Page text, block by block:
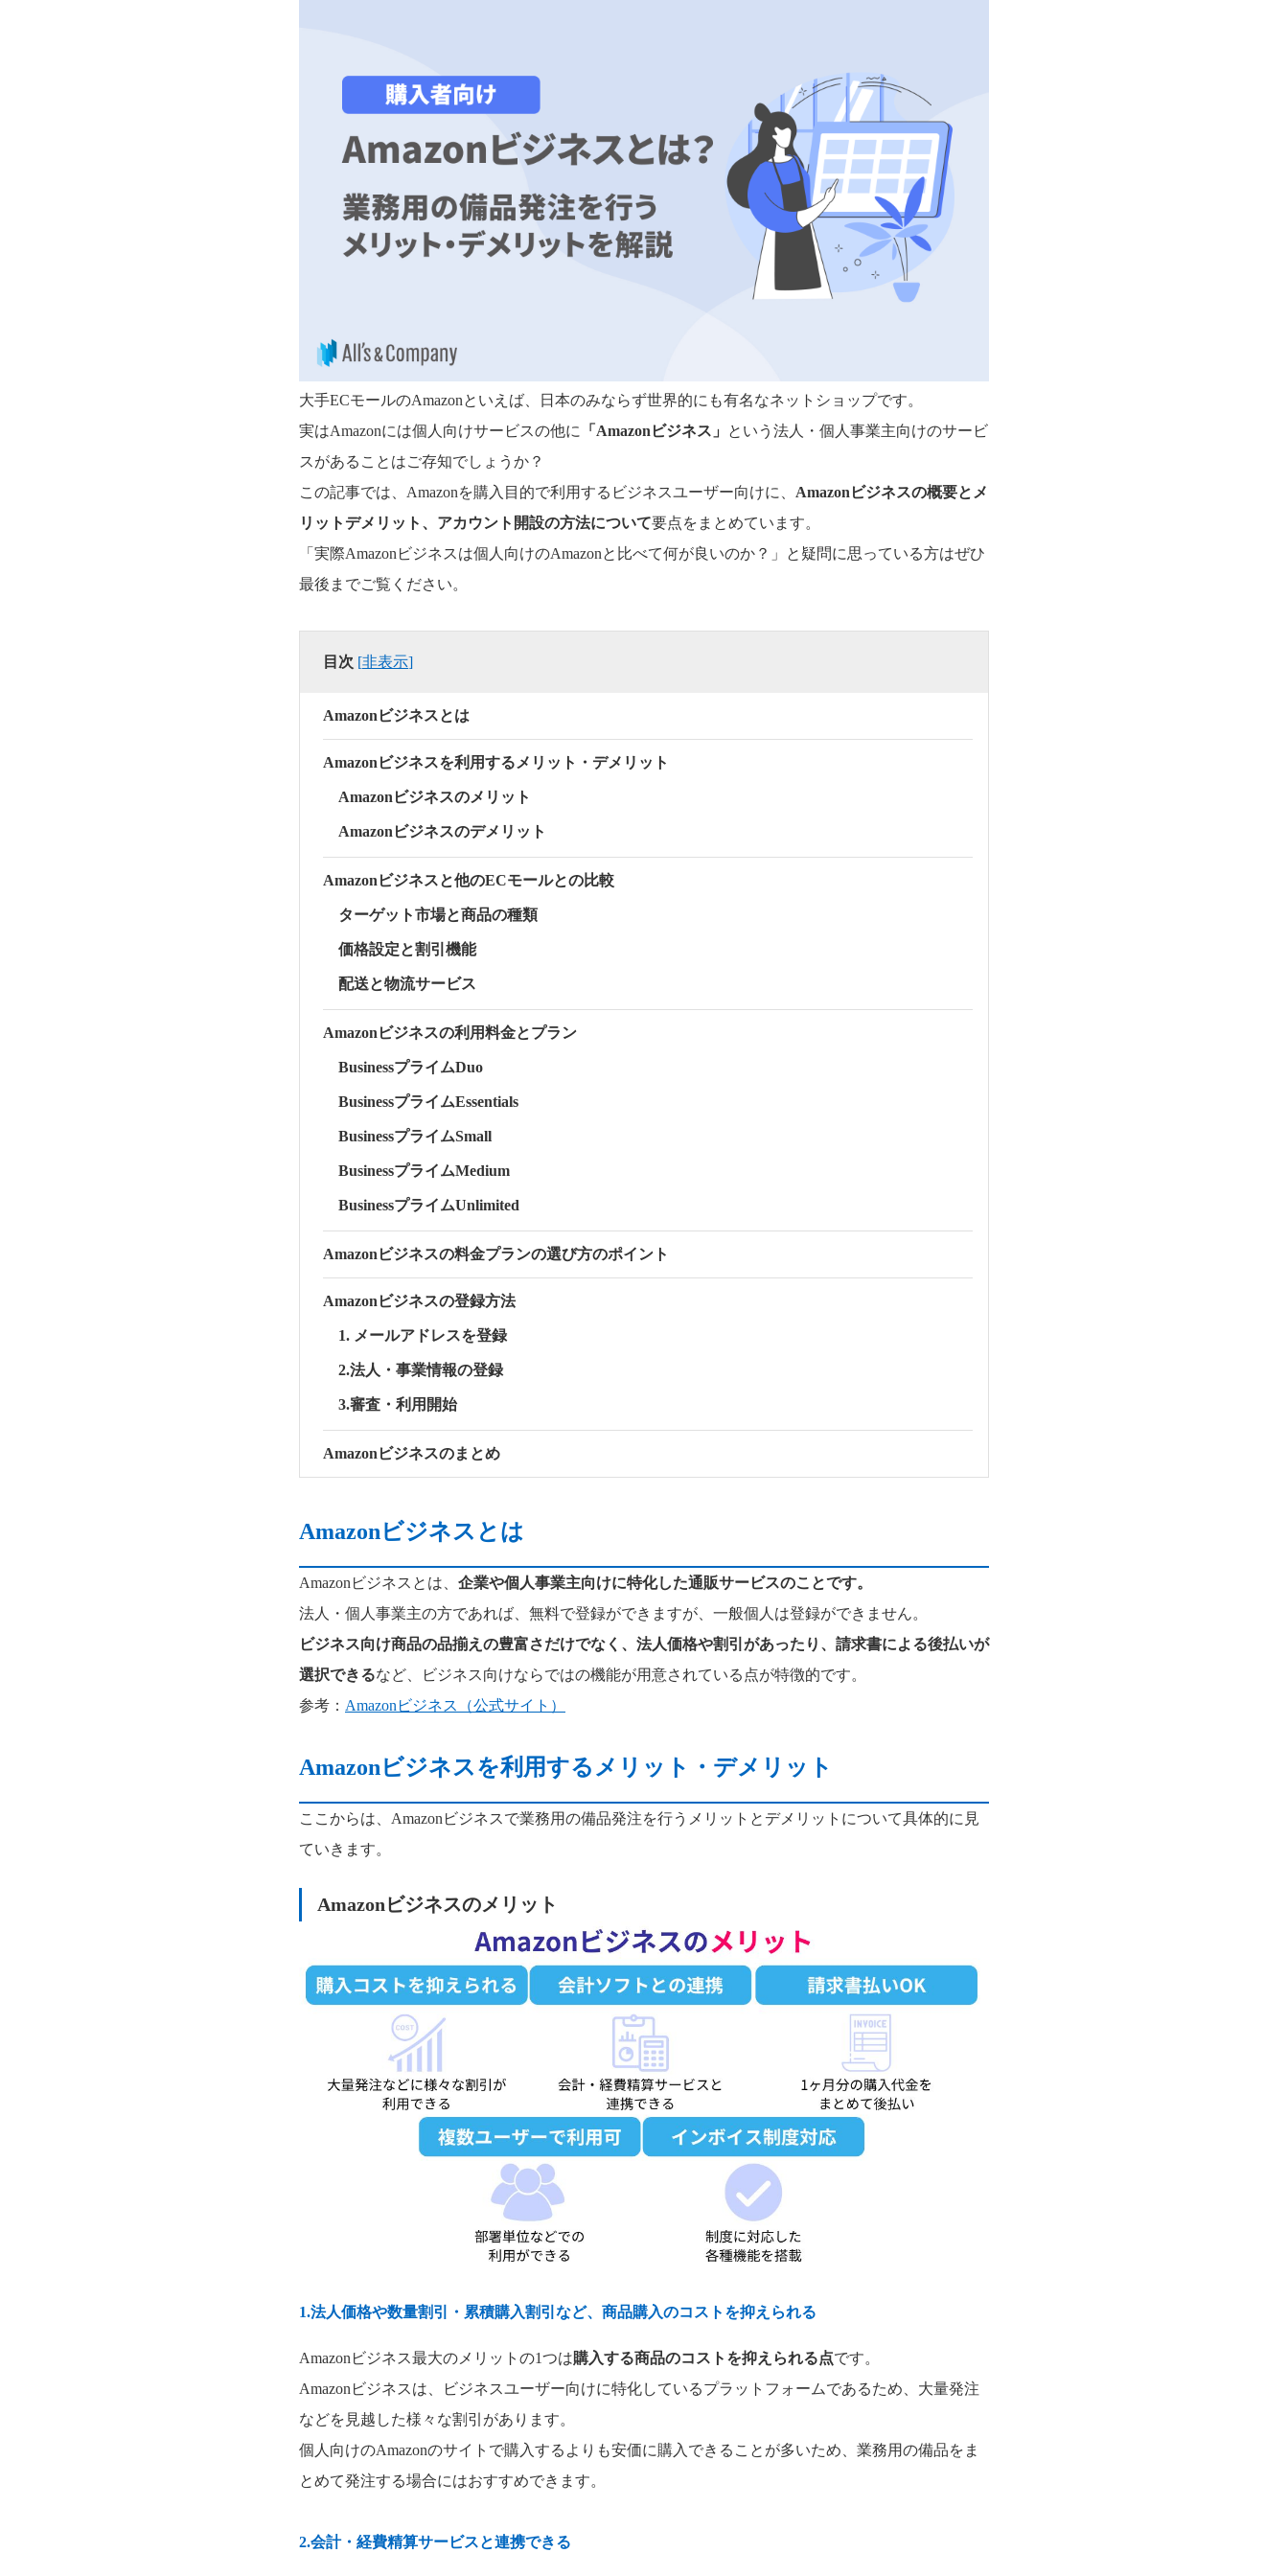
大手ECモールのAmazonといえば、日本のみならず世界的にも有名なネットショップです。
実はAmazonには個人向けサービスの他に
「Amazonビジネス」
という法人・個人事業主向けのサービ
スがあることはご存知でしょうか？
この記事では、Amazonを購入目的で利用するビジネスユーザー向けに、 Amazonビジネスの概要とメ
リットデメリット、アカウント開設の方法について要点をまとめています。
「実際Amazonビジネスは個人向けのAmazonと比べて何が良いのか？」と疑問に思っている方はぜひ
最後までご覧ください。
目次 [非表示]
Amazonビジネスとは
Amazonビジネスを利用するメリット・デメリット
Amazonビジネスのメリット
Amazonビジネスのデメリット
Amazonビジネスと他のECモールとの比較
ターゲット市場と商品の種類
価格設定と割引機能
配送と物流サービス
Amazonビジネスの利用料金とプラン
BusinessプライムDuo
BusinessプライムEssentials
BusinessプライムSmall
BusinessプライムMedium
BusinessプライムUnlimited
Amazonビジネスの料金プランの選び方のポイント
Amazonビジネスの登録方法
1. メールアドレスを登録
2.法人・事業情報の登録
3.審査・利用開始
Amazonビジネスのまとめ
Amazonビジネスとは
Amazonビジネスとは、 企業や個人事業主向けに特化した通販サービスのことです。
法人・個人事業主の方であれば、無料で登録ができますが、一般個人は登録ができません。
ビジネス向け商品の品揃えの豊富さだけでなく、法人価格や割引があったり、請求書による後払いが
選択できるなど、ビジネス向けならではの機能が用意されている点が特徴的です。
参考： Amazonビジネス（公式サイト）
Amazonビジネスを利用するメリット・デメリット
ここからは、Amazonビジネスで業務用の備品発注を行うメリットとデメリットについて具体的に見
ていきます。
Amazonビジネスのメリット
1.法人価格や数量割引・累積購入割引など、商品購入のコストを抑えられる
Amazonビジネス最大のメリットの1つは購入する商品のコストを抑えられる点です。
Amazonビジネスは、ビジネスユーザー向けに特化しているプラットフォームであるため、大量発注
などを見越した様々な割引があります。
個人向けのAmazonのサイトで購入するよりも安価に購入できることが多いため、業務用の備品をま
とめて発注する場合にはおすすめできます。
2.会計・経費精算サービスと連携できる